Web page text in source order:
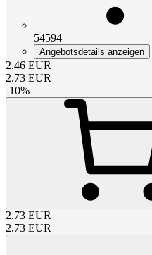
54594
Angebotsdetails anzeigen
2.46 EUR
2.73 EUR
-10%
2.73 EUR
2.73 EUR